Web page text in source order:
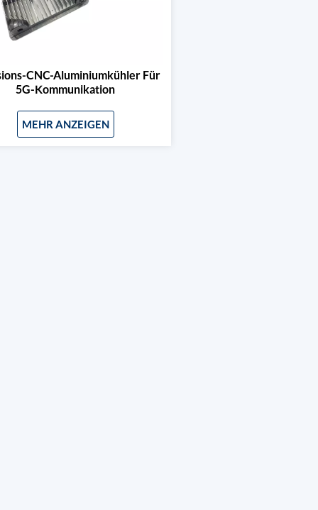
CNC-Aluminiumkühler Für
5G-Kommunikation
MEHR ANZEIGEN